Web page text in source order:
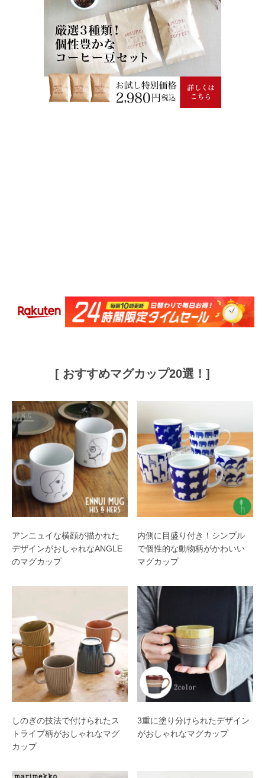
[ おすすめマグカップ20選！]
アンニュイな横顔が描かれた
デザインがおしゃれなANGLE
のマグカップ
内側に目盛り付き！シンプル
で個性的な動物柄がかわいい
マグカップ
しのぎの技法で付けられたス
トライプ柄がおしゃれなマグ
カップ
3重に塗り分けられたデザイン
がおしゃれなマグカップ